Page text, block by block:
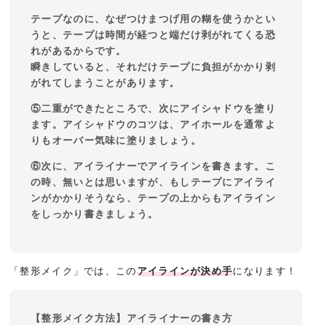
テープなのに、なぜつけまつげ用の糊を使うかとい
うと、テープは時間が経つと端だけ剥がれてくる恐
れがあるからです。
瞬きしていると、それだけテープに負担がかかり剥
がれてしまうことがあります。
⑤二重ができたところで、次にアイシャドウを塗り
ます。アイシャドウのコツは、アイホールを通常よ
りもオーバー気味に塗りましょう。
⑥次に、アイライナーでアイラインを書きます。こ
の時、無いとは思いますが、もしテープにアイライ
ンがかかりそうなら、テープの上からもアイライン
をしっかり書きましょう。
「整形メイク」では、このアイラインが決め手になります！
【整形メイク方法】アイライナーの書き方